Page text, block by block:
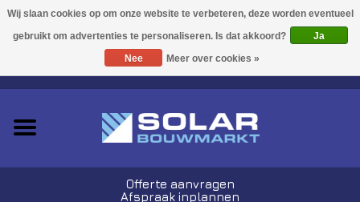
0 Artikelen - €0,00
Acties!
Offerte aanvragen
Afspraak inplannen
Ja
Nee
Meer over cookies »